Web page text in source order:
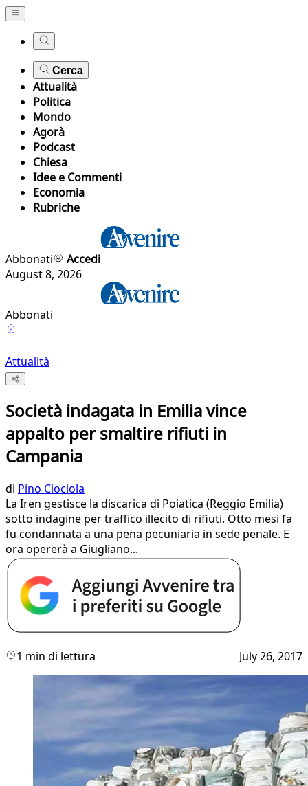
Cerca
Attualità
Politica
Mondo
Agorà
Podcast
Chiesa
Idee e Commenti
Economia
Rubriche
Abbonati
Accedi
August 8, 2026
Abbonati
Attualità
Società indagata in Emilia vince
appalto per smaltire rifiuti in
Campania
di Pino Ciociola
La Iren gestisce la discarica di Poiatica (Reggio Emilia)
sotto indagine per traffico illecito di rifiuti. Otto mesi fa
fu condannata a una pena pecuniaria in sede penale. E
ora opererà a Giugliano...
1 min di lettura July 26, 2017